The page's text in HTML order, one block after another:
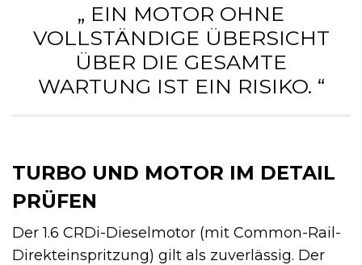
„ EIN MOTOR OHNE
VOLLSTÄNDIGE ÜBERSICHT
ÜBER DIE GESAMTE
WARTUNG IST EIN RISIKO. “
TURBO UND MOTOR IM DETAIL
PRÜFEN
Der 1.6 CRDi-Dieselmotor (mit Common-Rail-
Direkteinspritzung) gilt als zuverlässig. Der